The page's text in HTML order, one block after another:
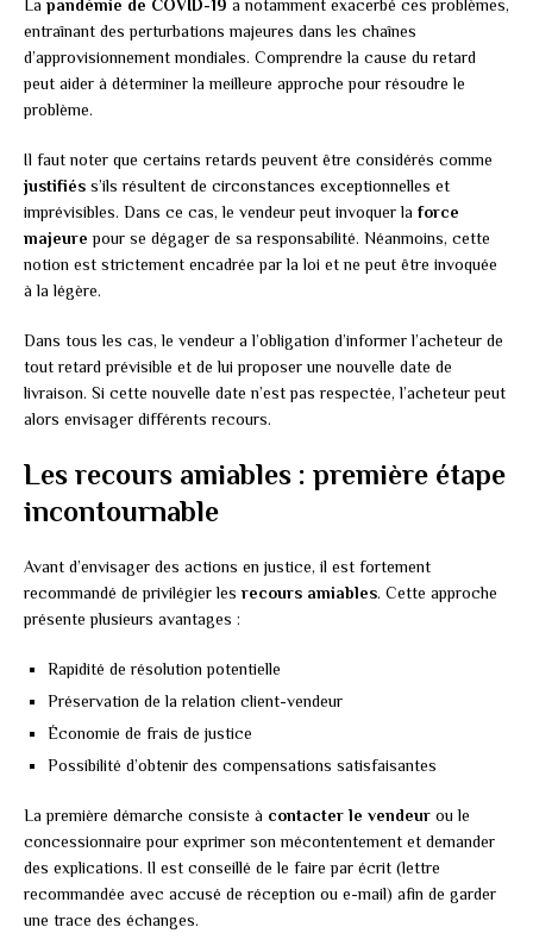
La pandémie de COVID-19 a notamment exacerbé ces problèmes,
entraînant des perturbations majeures dans les chaînes
d’approvisionnement mondiales. Comprendre la cause du retard
peut aider à déterminer la meilleure approche pour résoudre le
problème.
Il faut noter que certains retards peuvent être considérés comme
justifiés s’ils résultent de circonstances exceptionnelles et
imprévisibles. Dans ce cas, le vendeur peut invoquer la force
majeure pour se dégager de sa responsabilité. Néanmoins, cette
notion est strictement encadrée par la loi et ne peut être invoquée
à la légère.
Dans tous les cas, le vendeur a l’obligation d’informer l’acheteur de
tout retard prévisible et de lui proposer une nouvelle date de
livraison. Si cette nouvelle date n’est pas respectée, l’acheteur peut
alors envisager différents recours.
Les recours amiables : première étape
incontournable
Avant d’envisager des actions en justice, il est fortement
recommandé de privilégier les recours amiables. Cette approche
présente plusieurs avantages :
Rapidité de résolution potentielle
Préservation de la relation client-vendeur
Économie de frais de justice
Possibilité d’obtenir des compensations satisfaisantes
La première démarche consiste à contacter le vendeur ou le
concessionnaire pour exprimer son mécontentement et demander
des explications. Il est conseillé de le faire par écrit (lettre
recommandée avec accusé de réception ou e-mail) afin de garder
une trace des échanges.